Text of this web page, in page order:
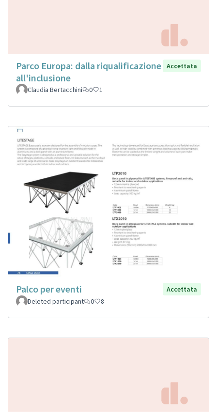
Parco Europa: dalla riqualificazione
all'inclusione
Accettata
Claudia Bertacchini 0 1
Palco per eventi
Accettata
Deleted participant
0 8